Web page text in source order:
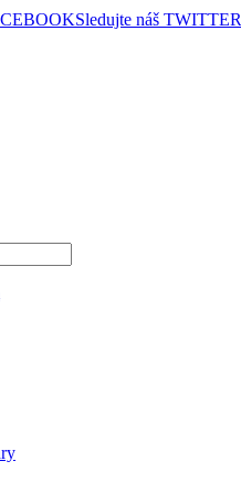
Sledujte náš TWITTER